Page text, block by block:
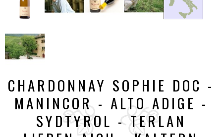
CHARDONNAY SOPHIE DOC -
MANINCOR - ALTO ADIGE -
SYDTYROL - TERLAN